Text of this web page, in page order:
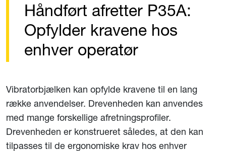
Håndført afretter P35A:
Opfylder kravene hos
enhver operatør
Vibratorbjælken kan opfylde kravene til en lang
række anvendelser. Drevenheden kan anvendes
med mange forskellige afretningsprofiler.
Drevenheden er konstrueret således, at den kan
tilpasses til de ergonomiske krav hos enhver